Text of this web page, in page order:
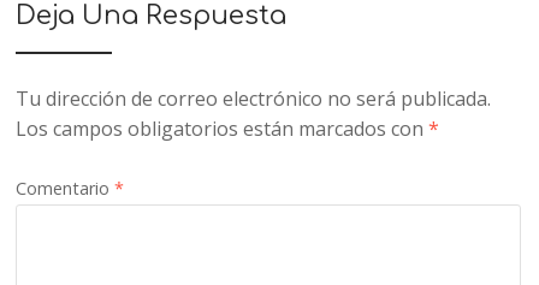
Deja Una Respuesta
Tu dirección de correo electrónico no será publicada.
Los campos obligatorios están marcados con*
Comentario*